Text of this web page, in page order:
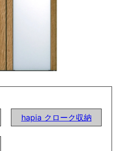
hapia クローク収納